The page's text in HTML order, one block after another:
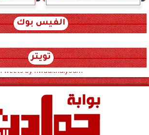
الفيس بوك
تويتر
Tweets by hwadithalyoum